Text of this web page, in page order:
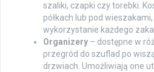
szaliki, czapki czy torebki.
półkach lub pod
wykorzystanie każdego
Organizery – dostępne w
przegród do szuflad po
drzwiach. Umożliwiają one